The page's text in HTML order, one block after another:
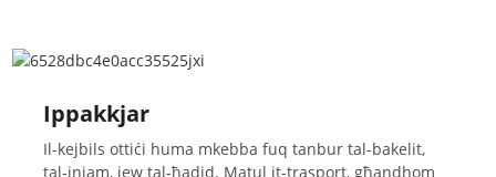
Ippakkjar
Il-kejbils ottiċi huma mkebba fuq tanbur tal-bakelit,
tal-injam, jew tal-ħadid. Matul it-trasport, għandhom